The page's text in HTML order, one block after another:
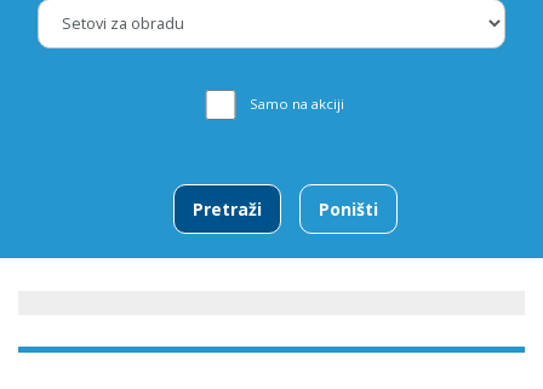
Samo na akciji
Pretraži Poništi